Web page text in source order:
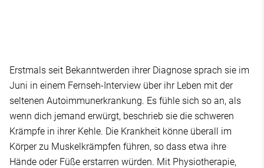
Erstmals seit Bekanntwerden ihrer Diagnose sprach sie im
Juni in einem Fernseh-Interview über ihr Leben mit der
seltenen Autoimmunerkrankung. Es fühle sich so an, als
wenn dich jemand erwürgt, beschrieb sie die schweren
Krämpfe in ihrer Kehle. Die Krankheit könne überall im
Körper zu Muskelkrämpfen führen, so dass etwa ihre
Hände oder Füße erstarren würden. Mit Physiotherapie,